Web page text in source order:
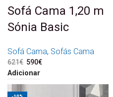
Sofá Cama 1,20 m
Sónia Basic
Sofá Cama, Sofás Cama
621€ O preço original era:
621€.
590€
Adicionar